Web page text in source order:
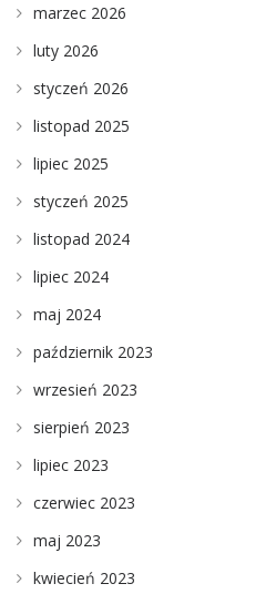
marzec 2026
luty 2026
styczeń 2026
listopad 2025
lipiec 2025
styczeń 2025
listopad 2024
lipiec 2024
maj 2024
październik 2023
wrzesień 2023
sierpień 2023
lipiec 2023
czerwiec 2023
maj 2023
kwiecień 2023